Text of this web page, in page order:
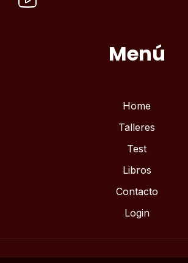
Menú
Home
Talleres
Test
Libros
Contacto
Login